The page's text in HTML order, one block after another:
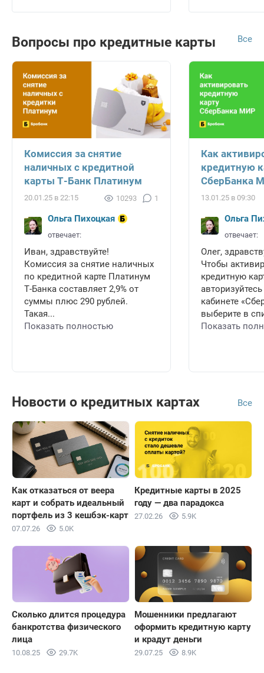
Вопросы про кредитные карты Все
Комиссия за снятие
наличных с кредитной
карты Т-Банк Платинум
20.01.25 в 22:15 10293 1
Ольга Пихоцкая
отвечает:
Иван, здравствуйте!
Комиссия за снятие наличных
по кредитной карте Платинум
Т-Банка составляет 2,9% от
суммы плюс 290 рублей.
Такая...
Показать полностью
Как
кредитную
СберБанка
13.01.25 в 09:30
Ольга
отвечает:
Олег,
Чтобы
кредитную
кабинете
выберите в
Показать
Новости о кредитных картах Все
Как отказаться от веера
карт и собрать идеальный
портфель из 3 кешбэк-карт
07.07.26 5.0K
Кредитные карты в 2025
году — два парадокса
27.02.26 5.9K
Сколько длится процедура
банкротства физического
лица
10.08.25 29.7K
Мошенники предлагают
оформить кредитную карту
и крадут деньги
29.07.25 8.9K